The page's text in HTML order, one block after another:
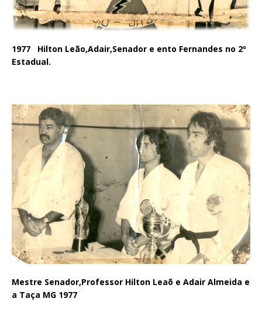
1977 Hilton Leão,Adair,Senador e ento Fernandes no 2º
Estadual.
Mestre Senador,Professor Hilton Leaõ e Adair Almeida e
a Taça MG 1977